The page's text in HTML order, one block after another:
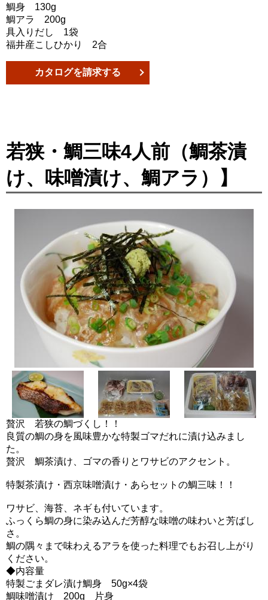
鯛身 130g
鯛アラ 200g
具入りだし 1袋
福井産こしひかり 2合
カタログを請求する
若狭・鯛三味4人前（鯛茶漬
け、味噌漬け、鯛アラ）】
贅沢 若狭の鯛づくし！！
良質の鯛の身を風味豊かな特製ゴマだれに漬け込みまし
た。
贅沢 鯛茶漬け、ゴマの香りとワサビのアクセント。
特製茶漬け・西京味噌漬け・あらセットの鯛三味！！
ワサビ、海苔、ネギも付いています。
ふっくら鯛の身に染み込んだ芳醇な味噌の味わいと芳ばし
さ。
鯛の隅々まで味わえるアラを使った料理でもお召し上がり
ください。
◆内容量
特製ごまダレ漬け鯛身 50g×4袋
鯛味噌漬け 200g 片身